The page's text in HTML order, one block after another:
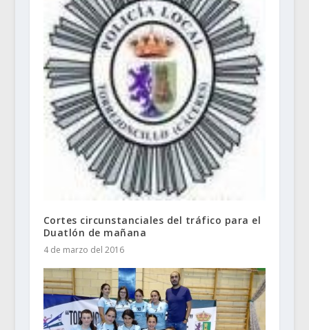
Cortes circunstanciales del tráfico para el
Duatlón de mañana
4 de marzo del 2016